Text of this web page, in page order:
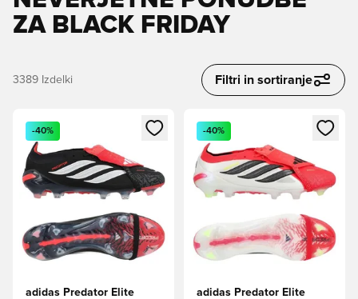
ZA BLACK FRIDAY
3389 Izdelki Filtri in sortiranje
Odpre Modal za prijavo ali vpis kot član
-40%
adidas Predator Elite
Odpre Modal za prijavo ali
-40%
adidas Predator Elite